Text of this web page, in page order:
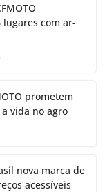
lugares com ar-
prometem
vida no agro
nova marca de
acessíveis